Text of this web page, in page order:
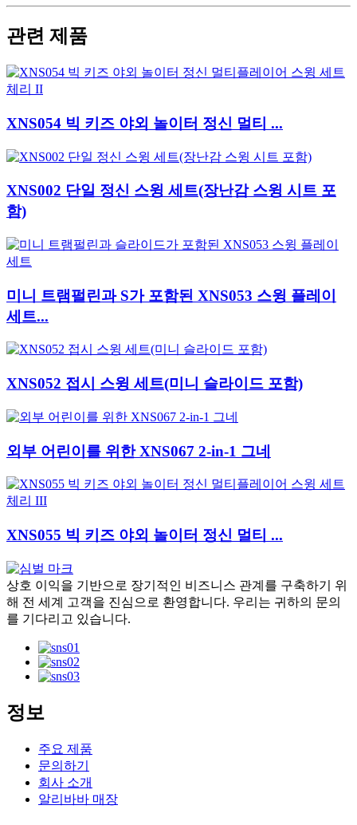
관련 제품
XNS054 빅 키즈 야외 놀이터 정신 멀티 ...
XNS002 단일 정신 스윙 세트(장난감 스윙 시트 포
함)
미니 트램펄린과 S가 포함된 XNS053 스윙 플레이
세트...
XNS052 접시 스윙 세트(미니 슬라이드 포함)
외부 어린이를 위한 XNS067 2-in-1 그네
XNS055 빅 키즈 야외 놀이터 정신 멀티 ...
상호 이익을 기반으로 장기적인 비즈니스 관계를 구축하기 위
해 전 세계 고객을 진심으로 환영합니다. 우리는 귀하의 문의
를 기다리고 있습니다.
정보
주요 제품
문의하기
회사 소개
알리바바 매장